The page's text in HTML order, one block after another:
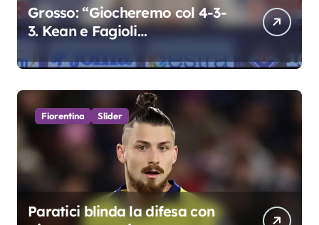
Grosso: “Giocheremo col 4-3-
3. Kean e Fagioli
colpo”
Fiorentina Slider
Paratici blinda la difesa con